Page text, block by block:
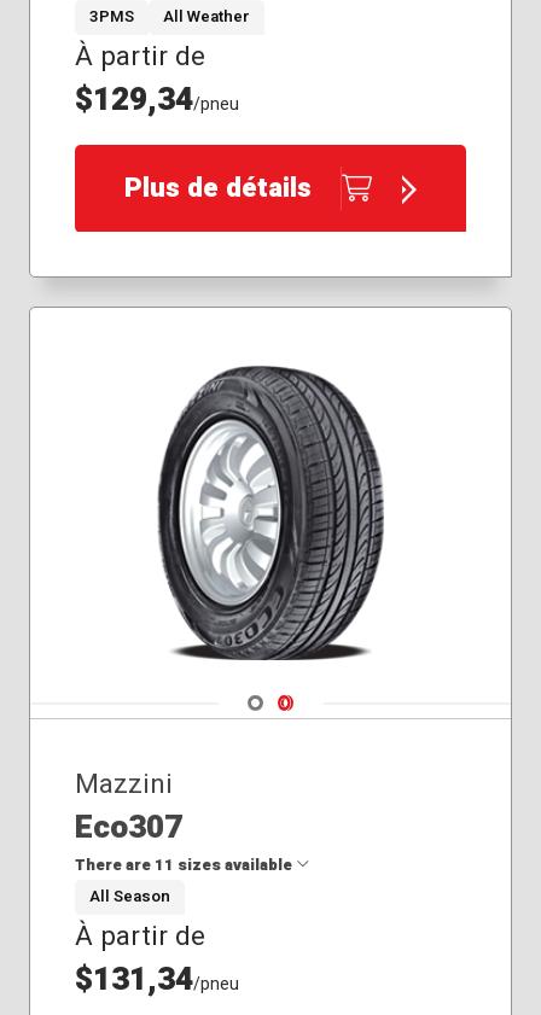
175/65R14
175/65R15
185/60R15
185/65R14
195/55R15
195/60R15
205/55R17
225/60R16
245/40R18
275/40R20
3PMS All Weather
À partir de
$129,34/pneu
Plus de détails
Navigate 1
Navigate 2
Mazzini
Eco307
There are 11 sizes available
175/65R15
185/55R16
185/60R14
All Season
À partir de
$131,34/pneu